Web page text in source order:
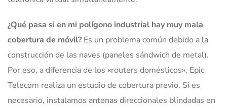
¿Qué pasa si en mi polígono industrial hay muy mala
cobertura de móvil? Es un problema común debido a la
construcción de las naves (paneles sándwich de metal).
Por eso, a diferencia de los «routers domésticos», Epic
Telecom realiza un estudio de cobertura previo. Si es
necesario, instalamos antenas direccionales blindadas en